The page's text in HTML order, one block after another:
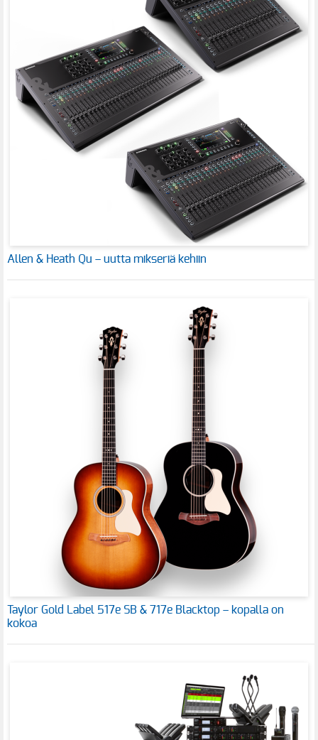
Allen & Heath Qu – uutta mikseriä kehiin
Taylor Gold Label 517e SB & 717e Blacktop – kopalla on
kokoa